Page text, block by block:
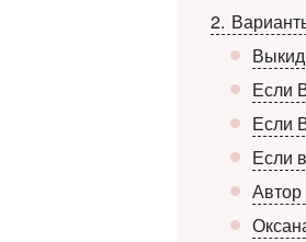
2
Если
Если
Если
Автор